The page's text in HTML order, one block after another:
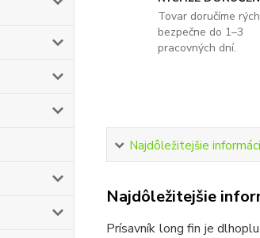
Tovar doručíme
bezpečne do 1–3
pracovných dní.
Najdôležitejšie
Najdôležitejšie
Prísavník long fin je